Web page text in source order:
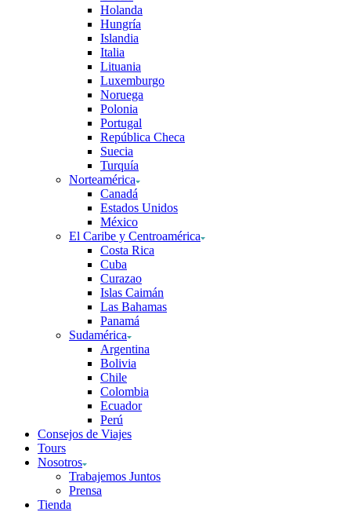
Holanda
Hungría
Islandia
Italia
Lituania
Luxemburgo
Noruega
Polonia
Portugal
República Checa
Suecia
Turquía
Norteamérica
Canadá
Estados Unidos
México
El Caribe y Centroamérica
Costa Rica
Cuba
Curazao
Islas Caimán
Las Bahamas
Panamá
Sudamérica
Argentina
Bolivia
Chile
Colombia
Ecuador
Perú
Consejos de Viajes
Tours
Nosotros
Trabajemos Juntos
Prensa
Tienda